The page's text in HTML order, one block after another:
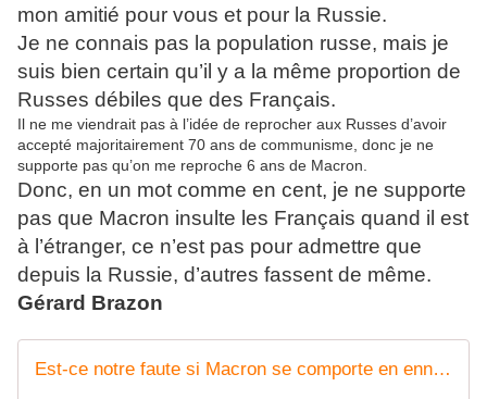
mon amitié pour vous et pour la Russie.
Je ne connais pas la population russe, mais je
suis bien certain qu’il y a la même proportion de
Russes débiles que des Français.
Il ne me viendrait pas à l’idée de reprocher aux Russes d’avoir
accepté majoritairement 70 ans de communisme, donc je ne
supporte pas qu’on me reproche 6 ans de Macron.
Donc, en un mot comme en cent, je ne supporte
pas que Macron insulte les Français quand il est
à l’étranger, ce n’est pas pour admettre que
depuis la Russie, d’autres fassent de même.
Gérard Brazon
Est-ce notre faute si Macron se comporte en ennemi de la Russie ?